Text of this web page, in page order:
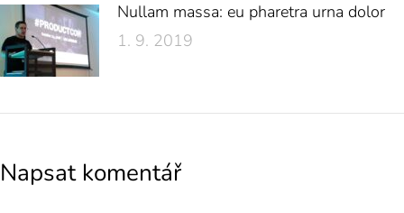
Nullam massa: eu pharetra urna dolor
1. 9. 2019
Napsat komentář